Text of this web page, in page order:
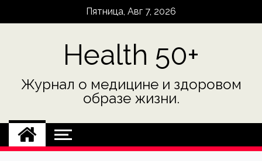
Пятница, Авг 7, 2026
Health 50+
Журнал о медицине и здоровом
образе жизни.